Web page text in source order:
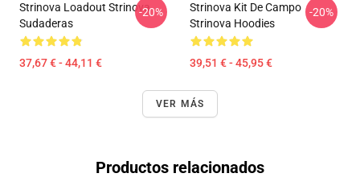
Strinova Loadout Strinova
Sudaderas
37,67 € - 44,11 €
-20%
Strinova Kit De Campo
Strinova Hoodies
39,51 € - 45,95 €
-20%
VER MÁS
Productos relacionados